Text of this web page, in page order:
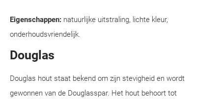
Eigenschappen: natuurlijke uitstraling, lichte kleur,
onderhoudsvriendelijk.
Douglas
Douglas hout staat bekend om zijn stevigheid en wordt
gewonnen van de Douglasspar. Het hout behoort tot